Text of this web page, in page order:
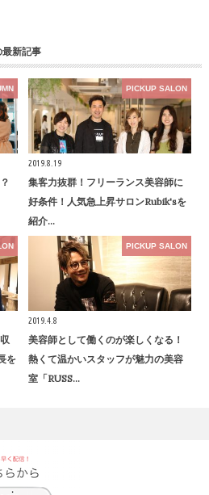
最新記事
PICKUP SALON
2019.8.19
集客力抜群！フリーランス美容師に
好条件！人気急上昇サロンRubik'sを
紹介…
を
PICKUP SALON
2019.4.8
美容師として働くのが楽しくなる！
熱くて温かいスタッフが魅力の美容
室「RUSS…